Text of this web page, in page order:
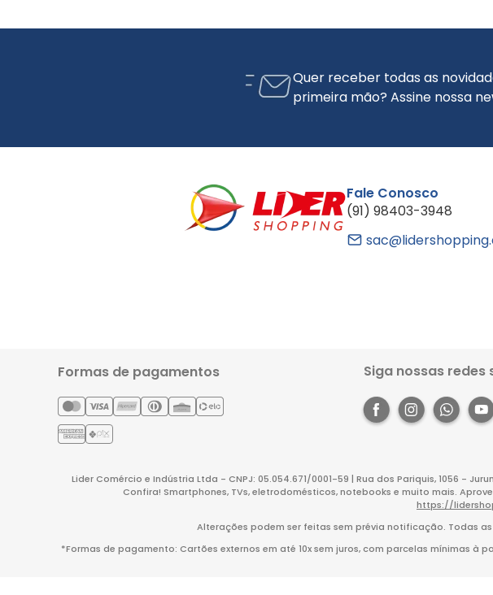
Quer receber todas as
primeira mão? Assine nossa
Fale Conosco
(91) 98403-3948
Formas de pagamentos Siga nossas redes
Lider Comércio e Indústria Ltda - CNPJ: 05.054.671/0001-59 | Rua dos Pariquis, 1056 -
Confira! Smartphones, TVs, eletrodomésticos, notebooks e muito mais.
https://
Alterações podem ser feitas sem prévia notificação. Todas
*Formas de pagamento: Cartões externos em até 10x sem juros, com parcelas mínimas à